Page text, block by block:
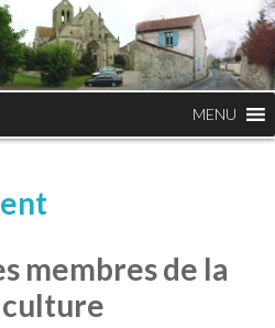
MENU
membres de la